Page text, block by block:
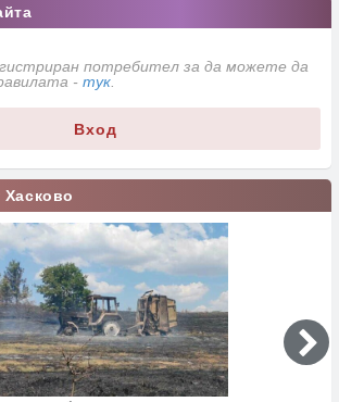
потребител за да можете да
- тук
Вход